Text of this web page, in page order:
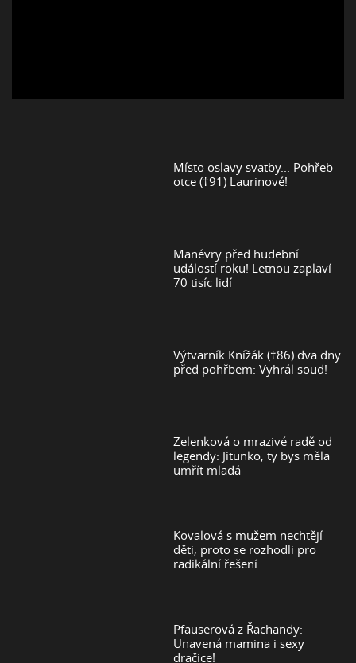
Místo oslavy svatby... Pohřeb
otce (†91) Laurinové!
Manévry před hudební
událostí roku! Letnou zaplaví
70 tisíc lidí
Výtvarník Knížák (†86) dva dny
před pohřbem: Vyhrál soud!
Zelenková o mrazivé radě od
legendy: Jitunko, ty bys měla
umřít mladá
Kovalová s mužem nechtějí
děti, proto se rozhodli pro
radikální řešení
Pfauserová z Řachandy:
Unavená mamina i sexy
dračice!